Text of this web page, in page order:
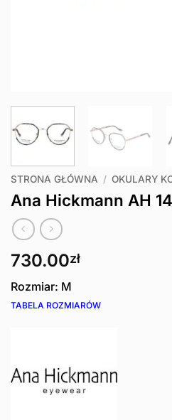
STRONA GŁÓWNA / OKULARY
Ana Hickmann AH
730.00zł
Rozmiar: M
TABELA ROZMIARÓW